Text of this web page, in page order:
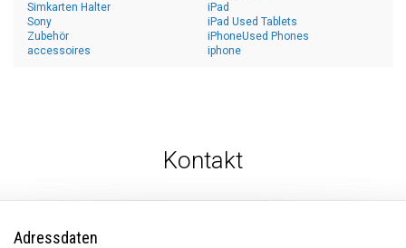
Simkarten Halter
Sony
Zubehör
accessoires
iPad
iPad Used Tablets
iPhoneUsed Phones
iphone
Kontakt
Adressdaten